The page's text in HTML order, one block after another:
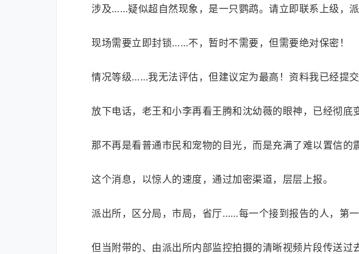
涉及……疑似超自然现象，是一只鹦鹉。请立即联系上级，
现场需要立即封锁……不，暂时不需要，但需要绝对保密！
情况等级……我无法评估，但建议定为最高！资料我已经提
放下电话，老王和小李再看王腾和沈幼薇的眼神，已经彻底
那不再是看普通市民和宠物的目光，而是充满了难以置信的
这个消息，以惊人的速度，通过加密渠道，层层上报。
派出所，区分局，市局，省厅……每一个接到报告的人，第一
但当附带的、由派出所内部监控拍摄的清晰视频片段传送过